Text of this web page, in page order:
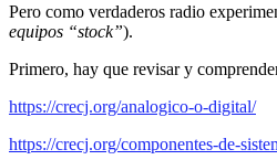
Pero como verdaderos radio
equipos “stock”).
Primero, hay que revisar y
https://crecj.org/analogico-o-digital/
https://crecj.org/componentes-de-